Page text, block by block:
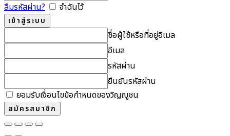
ลืมรหัสผ่าน?
จำฉันไว้
ชื่อผู้ใช้หรือที่อยู่อีเมล
อีเมล
รหัสผ่าน
ยืนยันรหัสผ่าน
ยอมรับเงื่อนไขข้อกำหนดของวิญญูชน